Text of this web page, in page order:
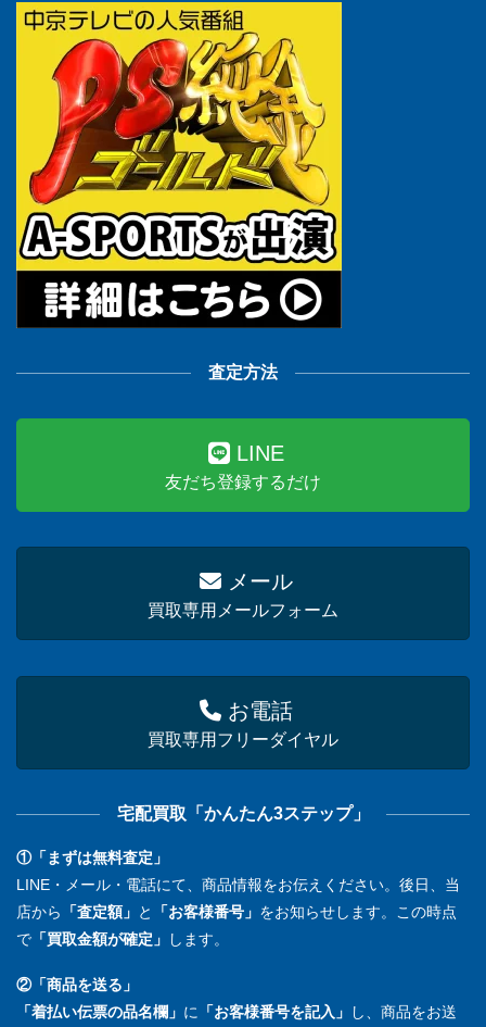
査定方法
LINE
友だち登録するだけ
メール
買取専用メールフォーム
お電話
買取専用フリーダイヤル
宅配買取「かんたん3ステップ」
①「まずは無料査定」
LINE・メール・電話にて、商品情報をお伝えください。後日、当
店から
「査定額」 と 「お客様番号」 をお知らせします。この時点
で 「買取金額が確定」 します。
②「商品を送る」
「着払い伝票の品名欄」 に 「お客様番号を記入」
し、商品をお送